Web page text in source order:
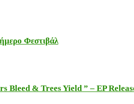
Φεστιβάλ
Bleed & Trees Yield ” – EP